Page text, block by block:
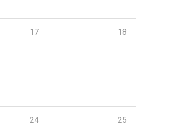
17 18
24 25